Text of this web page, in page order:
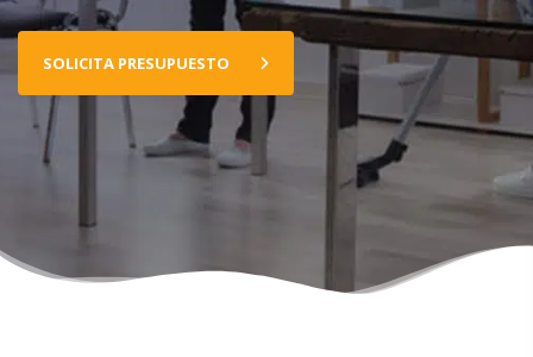
SOLICITA PRESUPUESTO